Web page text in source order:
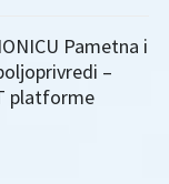
Pametna i
–
platforme